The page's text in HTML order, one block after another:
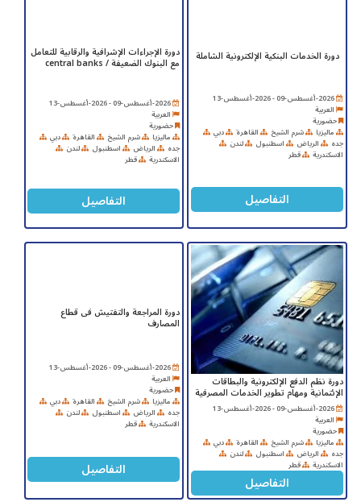
دورة الخدمات البنكية الإلكترونية الشاملة
2026-أغسطس-09 - 2026-أغسطس-13
العربية
حضورية
ماليزيا شرم الشيخ القاهرة دبي
جده الرياض اسطنبول لندن
الاسكندرية قطر
التفاصيل
دورة الإجراءات الإشرافية والرقابية للتعامل
مع البنوك الضعيفة / central banks
2026-أغسطس-09 - 2026-أغسطس-13
العربية
حضورية
ماليزيا شرم الشيخ القاهرة دبي
جده الرياض اسطنبول لندن
الاسكندرية قطر
التفاصيل
دورة نظم الدفع الإلكترونية والبطاقات
الإئتمانية ومهام تطوير الخدمات المصرفية
2026-أغسطس-09 - 2026-أغسطس-13
العربية
حضورية
ماليزيا شرم الشيخ القاهرة دبي
جده الرياض اسطنبول لندن
الاسكندرية قطر
التفاصيل
دورة المراجعة والتفتيش فى قطاع
المصارف
2026-أغسطس-09 - 2026-أغسطس-13
العربية
حضورية
ماليزيا شرم الشيخ القاهرة دبي
جده الرياض اسطنبول لندن
الاسكندرية قطر
التفاصيل